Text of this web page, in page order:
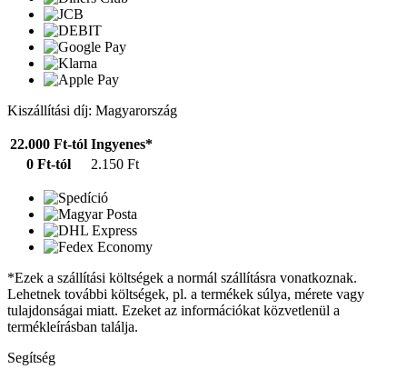
Kiszállítási díj: Magyarország
22.000 Ft-tól Ingyenes*
0 Ft-tól
2.150 Ft
*Ezek a szállítási költségek a normál szállításra vonatkoznak.
Lehetnek további költségek, pl. a termékek súlya, mérete vagy
tulajdonságai miatt. Ezeket az információkat közvetlenül a
termékleírásban találja.
Segítség